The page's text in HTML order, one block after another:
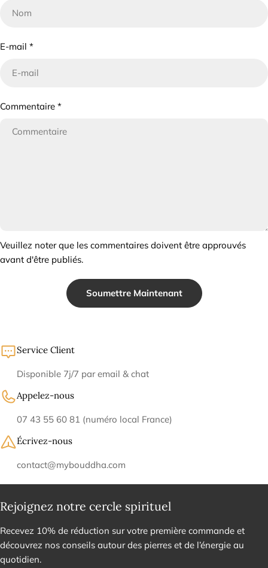
E-mail *
Commentaire *
Veuillez noter que les commentaires doivent être approuvés
avant d'être publiés.
Soumettre Maintenant
Service Client
Disponible 7j/7 par email & chat
Appelez-nous
07 43 55 60 81 (numéro local France)
Écrivez-nous
contact@mybouddha.com
Rejoignez notre cercle spirituel
Recevez 10% de réduction sur votre première commande et
découvrez nos conseils autour des pierres et de l’énergie au
quotidien.